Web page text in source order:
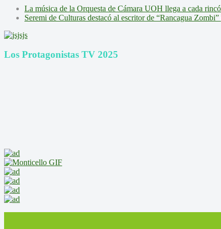
La música de la Orquesta de Cámara UOH llega a cada
Seremi de Culturas destacó al escritor de “Rancagua
Los Protagonistas TV 2025